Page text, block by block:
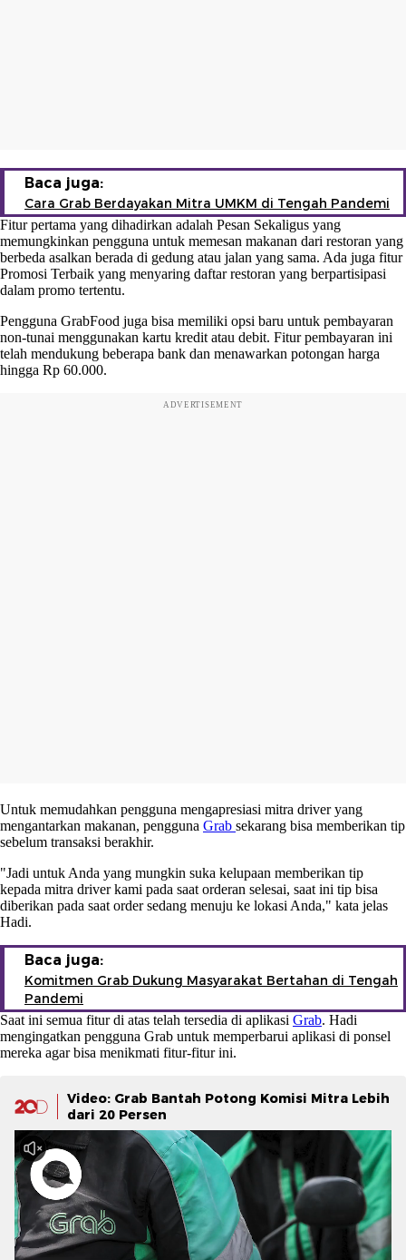
Baca juga:
Cara Grab Berdayakan Mitra UMKM di Tengah Pandemi
Fitur pertama yang dihadirkan adalah Pesan Sekaligus yang
memungkinkan pengguna untuk memesan makanan dari restoran yang
berbeda asalkan berada di gedung atau jalan yang sama. Ada juga fitur
Promosi Terbaik yang menyaring daftar restoran yang berpartisipasi
dalam promo tertentu.
Pengguna GrabFood juga bisa memiliki opsi baru untuk pembayaran
non-tunai menggunakan kartu kredit atau debit. Fitur pembayaran ini
telah mendukung beberapa bank dan menawarkan potongan harga
hingga Rp 60.000.
ADVERTISEMENT
Untuk memudahkan pengguna mengapresiasi mitra driver yang
mengantarkan makanan, pengguna Grab sekarang bisa memberikan tip
sebelum transaksi berakhir.
"Jadi untuk Anda yang mungkin suka kelupaan memberikan tip
kepada mitra driver kami pada saat orderan selesai, saat ini tip bisa
diberikan pada saat order sedang menuju ke lokasi Anda," kata jelas
Hadi.
Baca juga:
Komitmen Grab Dukung Masyarakat Bertahan di Tengah
Pandemi
Saat ini semua fitur di atas telah tersedia di aplikasi Grab. Hadi
mengingatkan pengguna Grab untuk memperbarui aplikasi di ponsel
mereka agar bisa menikmati fitur-fitur ini.
Video: Grab Bantah Potong Komisi Mitra Lebih
dari 20 Persen